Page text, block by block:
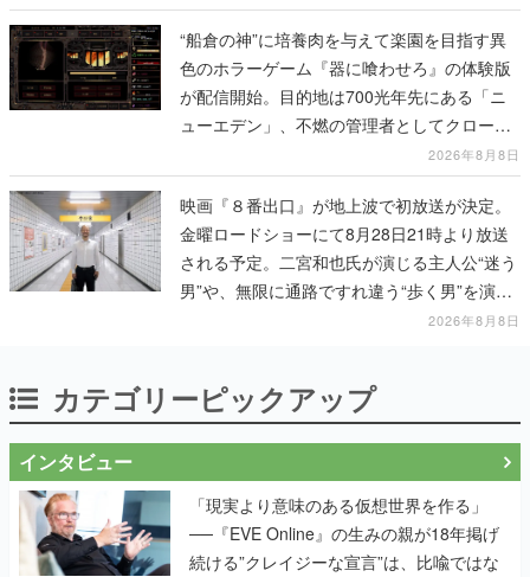
“船倉の神”に培養肉を与えて楽園を目指す異
色のホラーゲーム『器に喰わせろ』の体験版
が配信開始。目的地は700光年先にある「ニ
ューエデン」、不燃の管理者としてクローン
人間を増やし、加工して神に捧げる2026年8月8日
映画『８番出口』が地上波で初放送が決定。
金曜ロードショーにて8月28日21時より放送
される予定。二宮和也氏が演じる主人公“迷う
男”や、無限に通路ですれ違う“歩く男”を演じ
2026年8月8日
カテゴリーピックアップ
インタビュー
「現実より意味のある仮想世界を作る」
──『EVE Online』の生みの親が18年掲げ
続ける”クレイジーな宣言”は、比喩ではな